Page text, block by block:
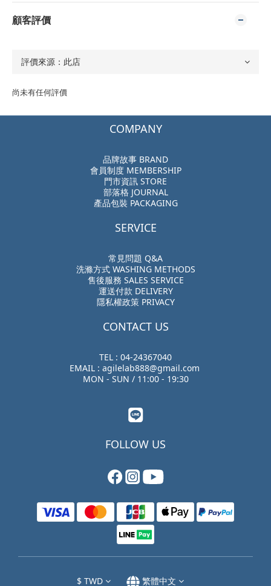
顧客評價
尚未有任何評價
COMPANY
品牌故事 BRAND
會員制度 MEMBERSHIP
門市資訊 STORE
部落格 JOURNAL
產品包裝 PACKAGING
SERVICE
常見問題 Q&A
洗滌方式 WASHING METHODS
售後服務 SALES SERVICE
運送付款 DELIVERY
隱私權政策 PRIVACY
CONTACT US
TEL : 04-24367040
EMAIL : agilelab888@gmail.com
MON - SUN / 11:00 - 19:30
FOLLOW US
$ TWD 繁體中文